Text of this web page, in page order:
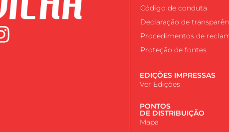
Código de conduta
Declaração de
Procedimentos de
Proteção de fontes
EDIÇÕES IMPRESSAS
Ver Edições
PONTOS
DE DISTRIBUIÇÃO
Mapa